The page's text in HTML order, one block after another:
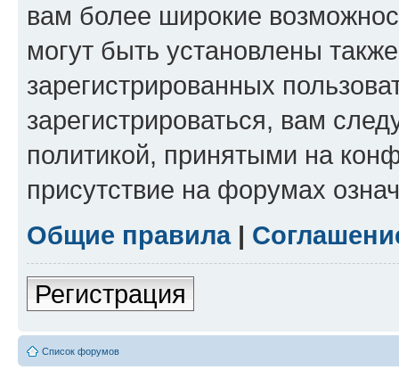
вам более широкие
могут быть установлены
зарегистрированных
зарегистрироваться, вам
политикой, принятыми на
присутствие на форумах
Общие правила|
Регистрация
Список форумов